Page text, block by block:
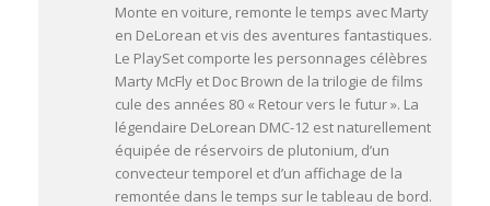
Monte en voiture, remonte le temps avec Marty
en DeLorean et vis des aventures fantastiques.
Le PlaySet comporte les personnages célèbres
Marty McFly et Doc Brown de la trilogie de films
cule des années 80 « Retour vers le futur ». La
légendaire DeLorean DMC-12 est naturellement
équipée de réservoirs de plutonium, d’un
convecteur temporel et d’un affichage de la
remontée dans le temps sur le tableau de bord.